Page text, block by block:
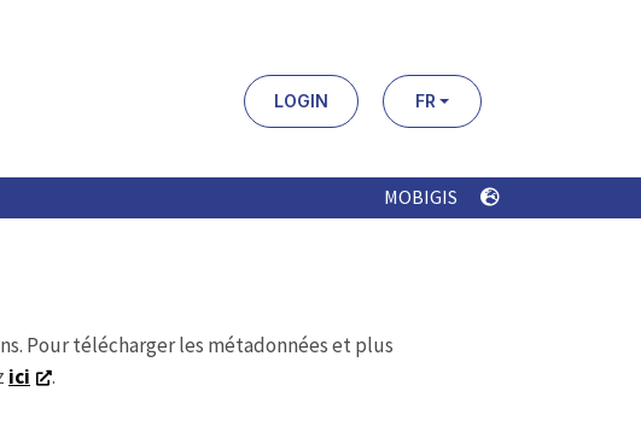
LOGIN FR
MOBIGIS
Pour télécharger les métadonnées et plus
ici .